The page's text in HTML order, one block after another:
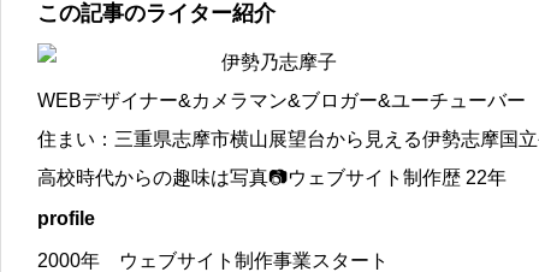
この記事のライター紹介
伊勢乃志摩子
WEBデザイナー&カメラマン&ブロガー&ユーチューバー
住まい：三重県志摩市横山展望台から見える伊勢志摩国
高校時代からの趣味は写真📷ウェブサイト制作歴 22年
profile
2000年 ウェブサイト制作事業スタート